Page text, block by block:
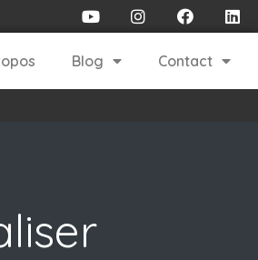
Blog Contact